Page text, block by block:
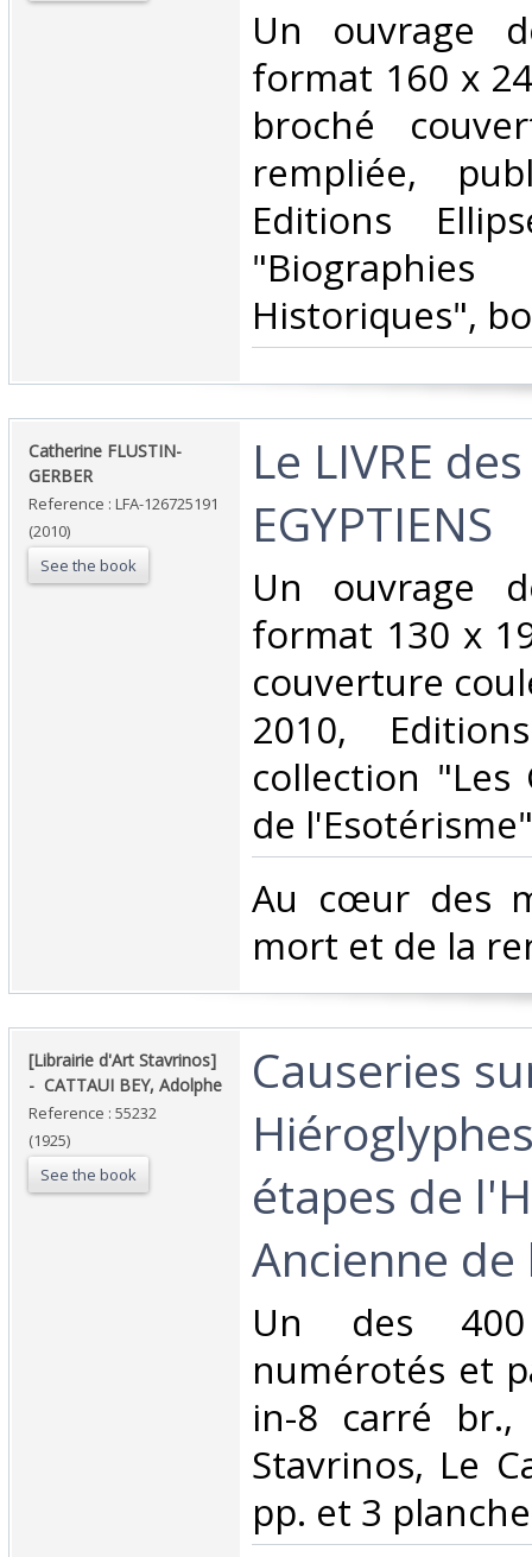
‎Un ouvrage
format 160 x
broché
rempliée,
Editions
Historiques",
‎Catherine FLUSTIN-
GERBER‎
Reference : LFA-126725191
(2010)
See the book
‎Le LIVRE
EGYPTIENS‎
‎Un ouvrage
format 130 x
couverture
2010,
collection "Les
de
‎Au cœur des
mort et de la
‎[Librairie d'Art Stavrinos]
- ‎ ‎CATTAUI BEY, Adolphe‎
Reference : 55232
(1925)
See the book
‎Causeries
étapes de
Ancienne de
‎Un des 400
numérotés et
in-8 carré br.,
Stavrinos, Le
pp. et 3